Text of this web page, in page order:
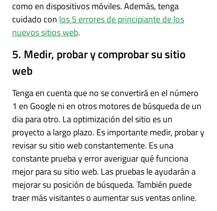
como en dispositivos móviles. Además, tenga
cuidado conlos 5 errores de principiante de los
nuevos sitios web.
5. Medir, probar y comprobar su sitio
web
Tenga en cuenta que no se convertirá en el número
1 en Google ni en otros motores de búsqueda de un
dia para otro. La optimización del sitio es un
proyecto a largo plazo. Es importante medir, probar y
revisar su sitio web constantemente. Es una
constante prueba y error averiguar qué funciona
mejor para su sitio web. Las pruebas le ayudarán a
mejorar su posición de búsqueda. También puede
traer más visitantes o aumentar sus ventas online.